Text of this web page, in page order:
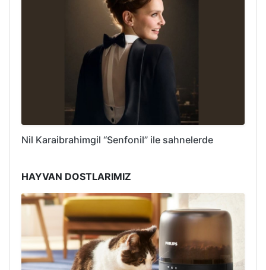
Nil Karaibrahimgil “Senfonil” ile sahnelerde
HAYVAN DOSTLARIMIZ